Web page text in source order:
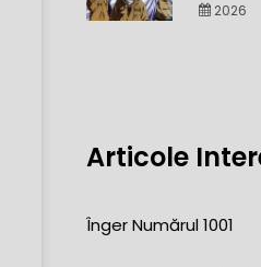
2026
Articole
Înger Numărul 1001